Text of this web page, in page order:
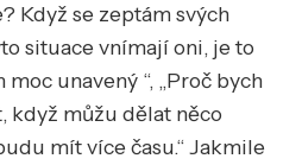
Když se zeptám svých
situace vnímají oni, je to
moc unavený “, „Proč bych
když můžu dělat něco
mít více času.“ Jakmile